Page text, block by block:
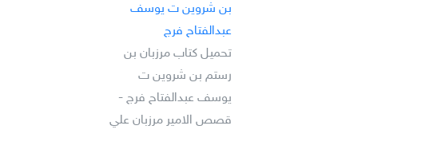
بن شروين ت يوسف
عبدالفتاح فرج
تحميل كتاب مرزبان بن
رستم بن شروين ت
يوسف عبدالفتاح فرج -
قصص الامير مرزبان علي